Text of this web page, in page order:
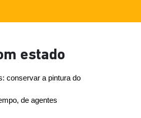
estado
conservar a pintura do
de agentes